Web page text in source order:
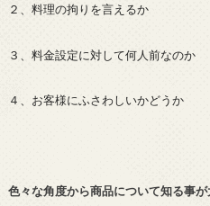
２、料理の拘りを言えるか
３、料金設定に対して何人前なのか
４、お客様にふさわしいかどうか
色々な角度から商品について知る事が